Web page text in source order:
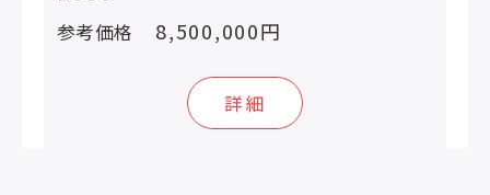
参考価格 8,500,000円
詳細